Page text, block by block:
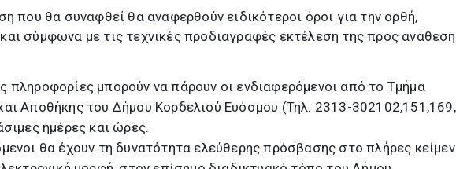
που θα συναφθεί θα αναφερθούν ειδικότεροι όροι για την ορθή,
σύμφωνα με τις τεχνικές προδιαγραφές εκτέλεση της προς ανάθεση
πληροφορίες μπορούν να πάρουν οι ενδιαφερόμενοι από το Τμήμα
Αποθήκης του Δήμου Κορδελιού Ευόσμου (Τηλ. 2313-
ημέρες και ώρες.
θα έχουν τη δυνατότητα ελεύθερης πρόσβασης στο πλήρες